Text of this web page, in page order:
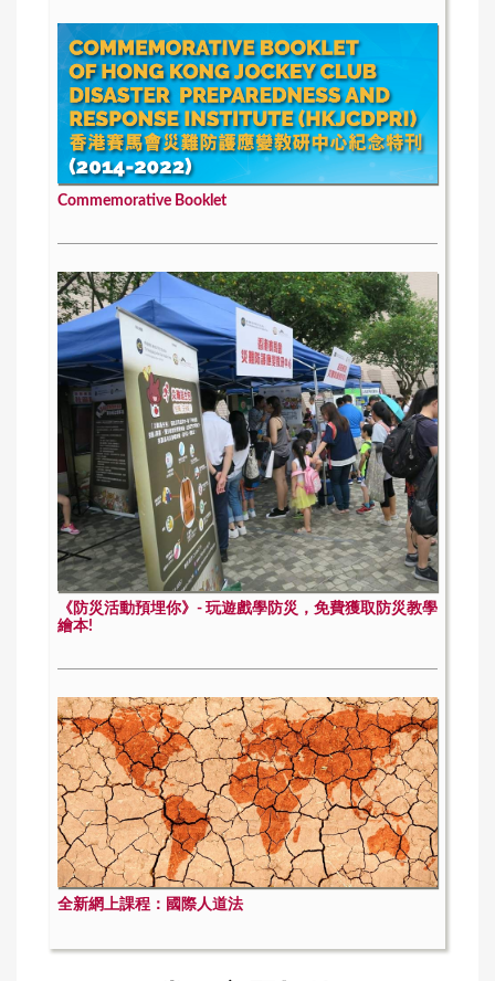
Commemorative Booklet
《防災活動預埋你》- 玩遊戲學防災，免費獲取防災教學
繪本!
全新網上課程：國際人道法